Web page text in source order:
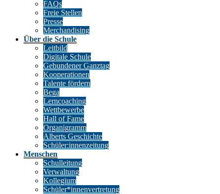
FAQs
Freie Stellen
Presse
Merchandising
Über die Schule
Leitbild
Digitale Schule
Gebundener Ganztag
Kooperationen
Talente fördern
Bega
Lerncoaching
Wettbewerbe
Hall of Fame
Organigramm
Alberts Geschichte
Schüler:innenzeitung
Menschen
Schulleitung
Verwaltung
Kollegium
Schüler*innenvertretung